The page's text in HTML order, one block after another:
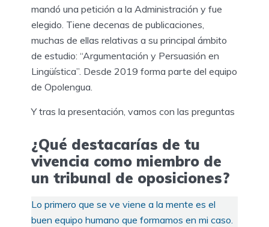
mandó una petición a la Administración y fue
elegido. Tiene decenas de publicaciones,
muchas de ellas relativas a su principal ámbito
de estudio: “Argumentación y Persuasión en
Lingüística”. Desde 2019 forma parte del equipo
de Opolengua.
Y tras la presentación, vamos con las preguntas
¿Qué destacarías de tu
vivencia como miembro de
un tribunal de oposiciones?
Lo primero que se ve viene a la mente es el
buen equipo humano que formamos en mi caso.